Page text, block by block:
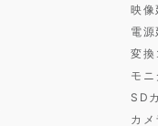
映像
電
変換
モニ
SD
カメ